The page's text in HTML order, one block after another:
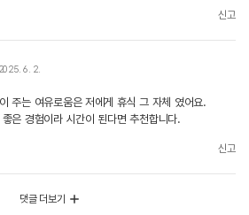
신고
2025. 6. 2.
주는 여유로움은 저에게 휴식 그 자체 였어요.
은 경험이라 시간이 된다면 추천합니다.
신고
댓글 더보기